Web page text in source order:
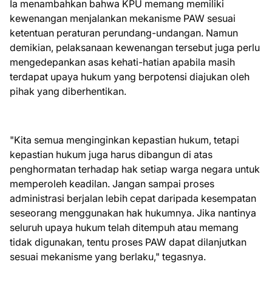
Ia menambahkan bahwa KPU memang memiliki
kewenangan menjalankan mekanisme PAW sesuai
ketentuan peraturan perundang-undangan. Namun
demikian, pelaksanaan kewenangan tersebut juga perlu
mengedepankan asas kehati-hatian apabila masih
terdapat upaya hukum yang berpotensi diajukan oleh
pihak yang diberhentikan.
"Kita semua menginginkan kepastian hukum, tetapi
kepastian hukum juga harus dibangun di atas
penghormatan terhadap hak setiap warga negara untuk
memperoleh keadilan. Jangan sampai proses
administrasi berjalan lebih cepat daripada kesempatan
seseorang menggunakan hak hukumnya. Jika nantinya
seluruh upaya hukum telah ditempuh atau memang
tidak digunakan, tentu proses PAW dapat dilanjutkan
sesuai mekanisme yang berlaku," tegasnya.